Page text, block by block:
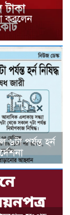
করলেন
পর্যন্ত হর্ন